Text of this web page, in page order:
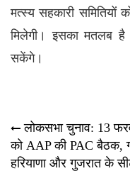
मत्स्य सहकारी समितियों
मिलेगी। इसका मतलब
सकेंगे।
Post
navigation
लोकसभा चुनाव: 13
को AAP की PAC बैठक,
हरियाणा और गुजरात के